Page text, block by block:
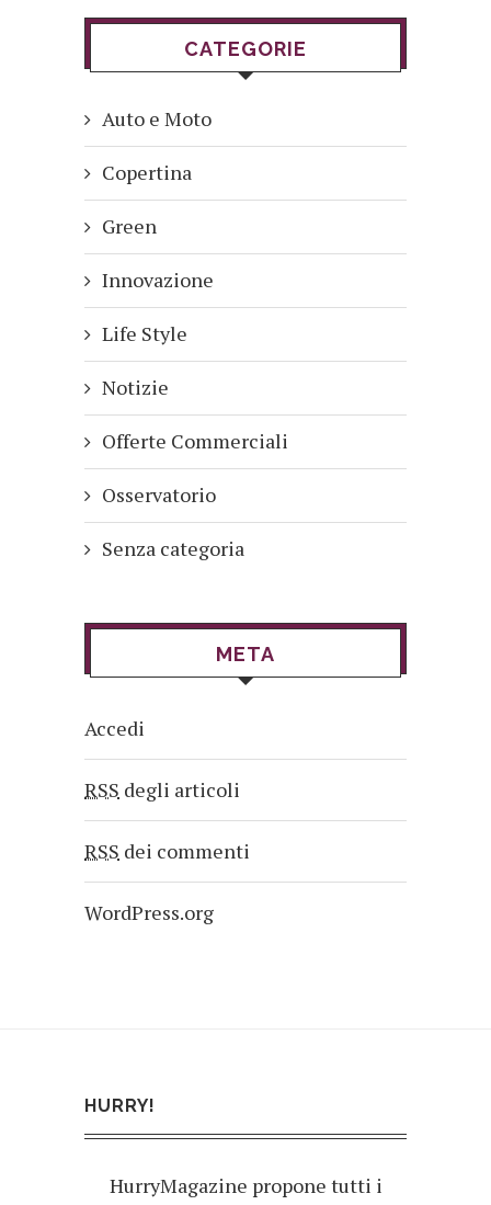
CATEGORIE
Auto e Moto
Copertina
Green
Innovazione
Life Style
Notizie
Offerte Commerciali
Osservatorio
Senza categoria
META
Accedi
RSS degli articoli
RSS dei commenti
WordPress.org
HURRY!
HurryMagazine propone tutti i